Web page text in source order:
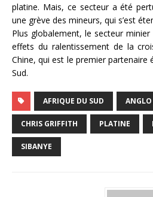
platine. Mais, ce secteur a été
une grève des mineurs, qui s’est
Plus globalement, le secteur
effets du ralentissement de la
Chine, qui est le premier partenaire
Sud.
AFRIQUE DU SUD
CHRIS GRIFFITH PLATINE
SIBANYE